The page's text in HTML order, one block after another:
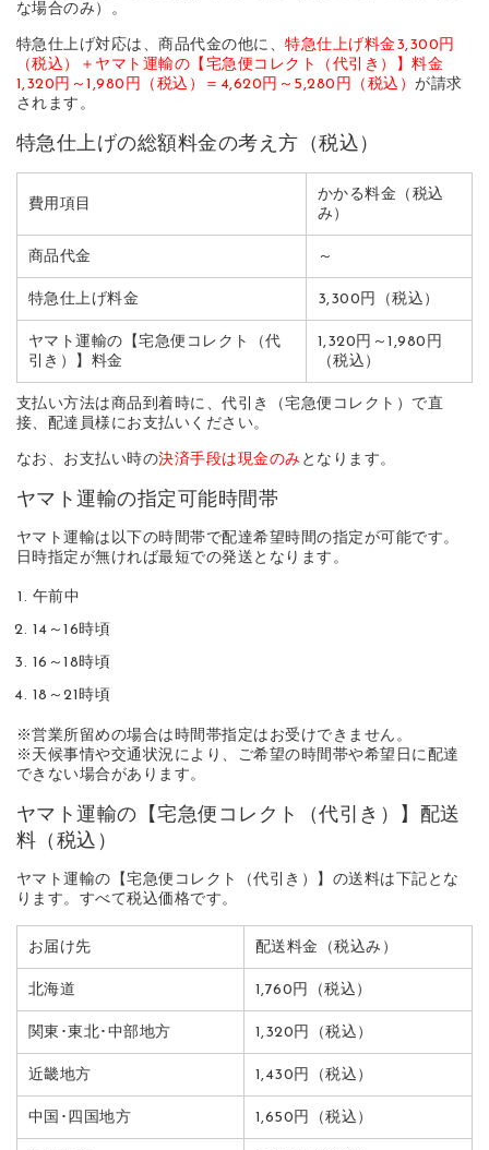
な場合のみ）。
特急仕上げ対応は、商品代金の他に、特急仕上げ料金3,300円
（税込）＋ヤマト運輸の【宅急便コレクト（代引き）】料金
1,320円～1,980円（税込）＝4,620円～5,280円（税込）が請求
されます。
特急仕上げの総額料金の考え方（税込）
費用項目
かかる料金（税込
み）
商品代金 ～
特急仕上げ料金 3,300円（税込）
ヤマト運輸の【宅急便コレクト（代
引き）】料金
1,320円～1,980円
（税込）
支払い方法は商品到着時に、代引き（宅急便コレクト）で直
接、配達員様にお支払いください。
なお、お支払い時の決済手段は現金のみ となります。
ヤマト運輸の指定可能時間帯
ヤマト運輸は以下の時間帯で配達希望時間の指定が可能です。
日時指定が無ければ最短での発送となります。
午前中
14～16時頃
16～18時頃
18～21時頃
※営業所留めの場合は時間帯指定はお受けできません。
※天候事情や交通状況により、ご希望の時間帯や希望日に配達
できない場合があります。
ヤマト運輸の【宅急便コレクト（代引き）】配送
料（税込）
ヤマト運輸の【宅急便コレクト（代引き）】の送料は下記とな
ります。すべて税込価格です。
お届け先 配送料金（税込み）
北海道 1,760円（税込）
関東･東北･中部地方 1,320円（税込）
近畿地方 1,430円（税込）
中国･四国地方 1,650円（税込）